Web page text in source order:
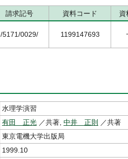
請求記号 資料コード 資
/5171/0029/ 1199147693
水理学演習
有田 正光 ／共著, 中井 正則
／共著
東京電機大学出版局
1999.10